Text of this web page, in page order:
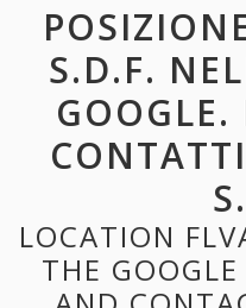
S.D.F.
LOCATION
THE